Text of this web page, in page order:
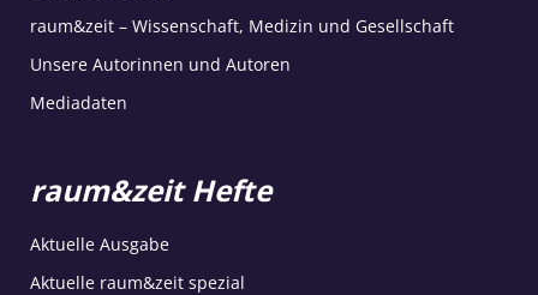
raum&zeit – Wissenschaft, Medizin und Gesellschaft
Unsere Autorinnen und Autoren
Mediadaten
raum&zeit Hefte
Aktuelle Ausgabe
Aktuelle raum&zeit spezial